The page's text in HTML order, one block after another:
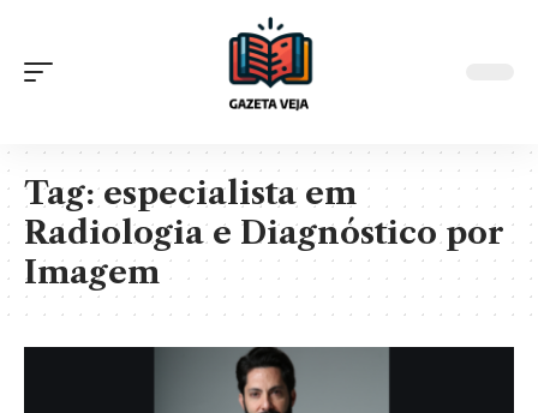
Tag:especialista em
Radiologia e Diagnóstico por
Imagem